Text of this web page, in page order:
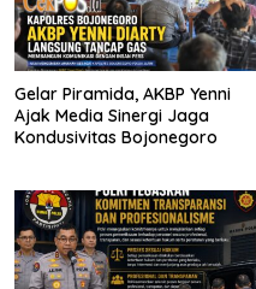
Gelar Piramida, AKBP Yenni
Ajak Media Sinergi Jaga
Kondusivitas Bojonegoro